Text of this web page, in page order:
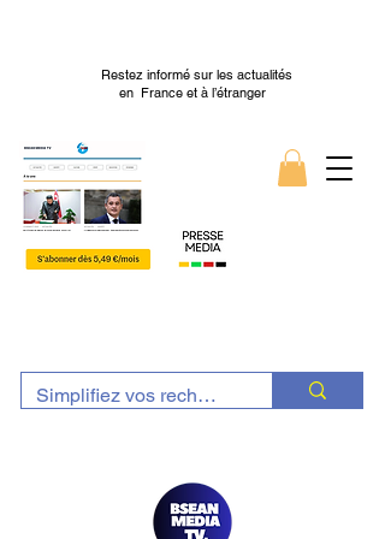
Restez informé sur les actualités
en France et à l’étranger